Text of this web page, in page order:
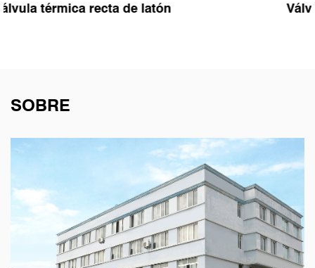
Válvula térmica de latón en ángulo
SOBRE